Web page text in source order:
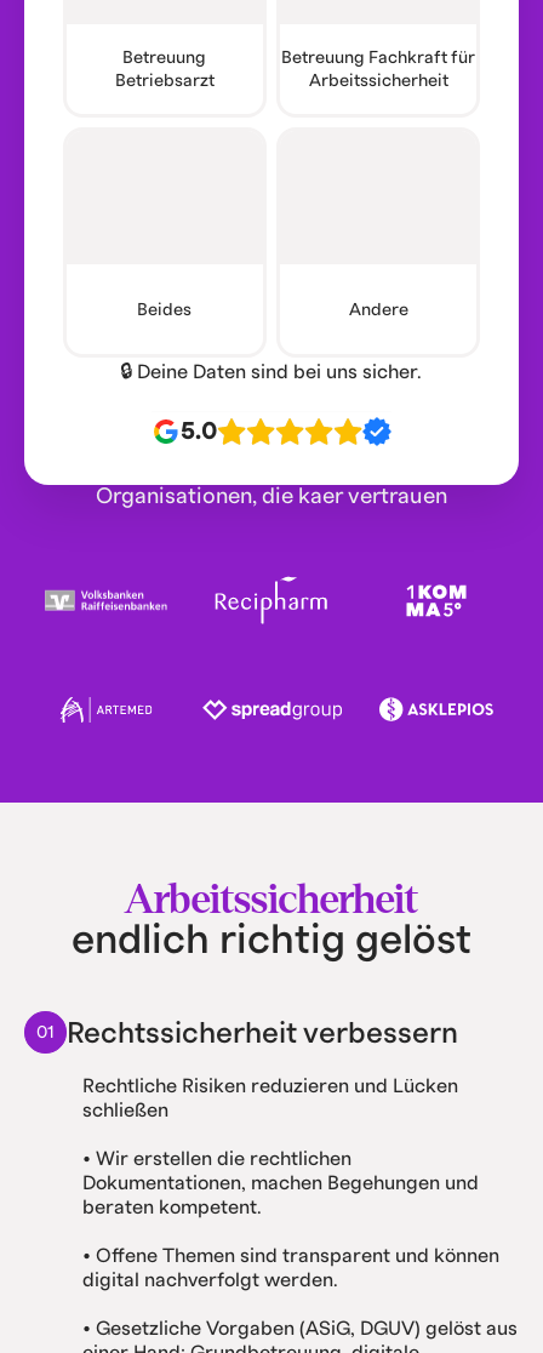
Betreuung
Betriebsarzt
Betreuung Fachkraft für
Arbeitssicherheit
Beides Andere
🔒 Deine Daten sind bei uns sicher.
5.0
Organisationen, die kaer vertrauen
Arbeitssicherheit
endlich richtig gelöst
01 Rechtssicherheit verbessern
Rechtliche Risiken reduzieren und Lücken
schließen
• Wir erstellen die rechtlichen
Dokumentationen, machen Begehungen und
beraten kompetent.
• Offene Themen sind transparent und können
digital nachverfolgt werden.
• Gesetzliche Vorgaben (ASiG, DGUV) gelöst aus